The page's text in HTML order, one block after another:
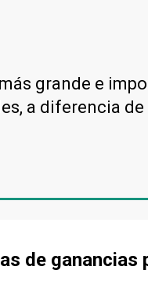
grande e
a diferencia
de